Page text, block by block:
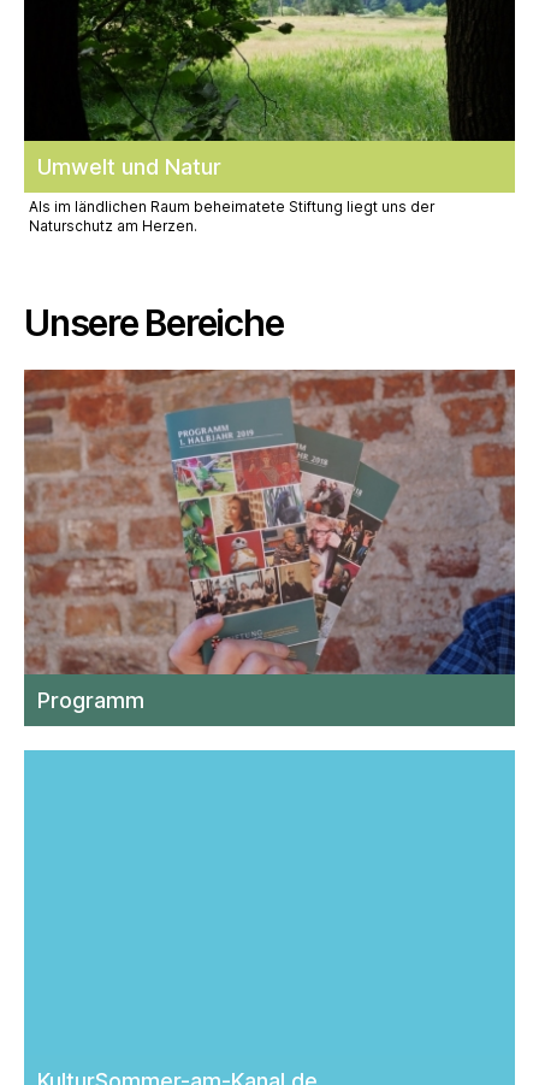
Umwelt und Natur
Als im ländlichen Raum beheimatete Stiftung liegt uns der
Naturschutz am Herzen.
Unsere Bereiche
Programm